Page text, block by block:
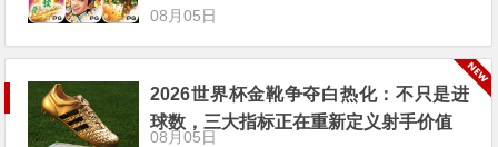
08月05日
2026世界杯金靴争夺白热化：不只是进
球数，三大指标正在重新定义射手价值
08月05日